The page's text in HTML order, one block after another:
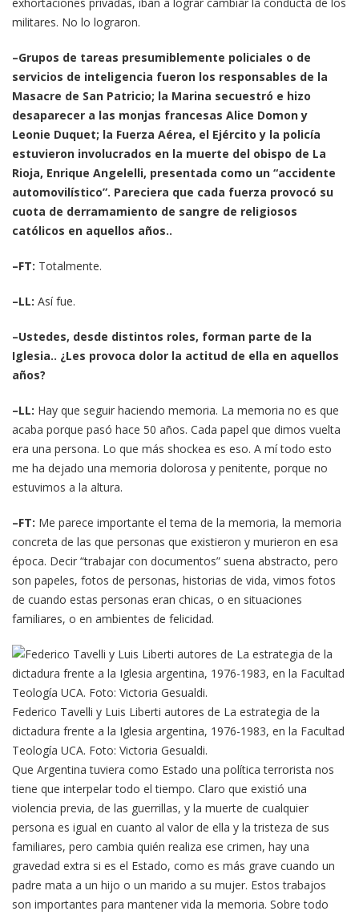
militares. No lo lograron.
–Grupos de tareas presumiblemente policiales o de
servicios de inteligencia fueron los responsables de la
Masacre de San Patricio; la Marina secuestró e hizo
desaparecer a las monjas francesas Alice Domon y
Leonie Duquet; la Fuerza Aérea, el Ejército y la policía
estuvieron involucrados en la muerte del obispo de La
Rioja, Enrique Angelelli, presentada como un “accidente
automovilístico”. Pareciera que cada fuerza provocó su
cuota de derramamiento de sangre de religiosos
católicos en aquellos años..
–FT: Totalmente.
–LL: Así fue.
–Ustedes, desde distintos roles, forman parte de la
Iglesia.. ¿Les provoca dolor la actitud de ella en aquellos
años?
–LL: Hay que seguir haciendo memoria. La memoria no es que
acaba porque pasó hace 50 años. Cada papel que dimos vuelta
era una persona. Lo que más shockea es eso. A mí todo esto
me ha dejado una memoria dolorosa y penitente, porque no
estuvimos a la altura.
–FT: Me parece importante el tema de la memoria, la memoria
concreta de las que personas que existieron y murieron en esa
época. Decir “trabajar con documentos” suena abstracto, pero
son papeles, fotos de personas, historias de vida, vimos fotos
de cuando estas personas eran chicas, o en situaciones
familiares, o en ambientes de felicidad.
Federico Tavelli y Luis Liberti autores de La estrategia de la
dictadura frente a la Iglesia argentina, 1976-1983, en la Facultad
Teología UCA. Foto: Victoria Gesualdi.
Que Argentina tuviera como Estado una política terrorista nos
tiene que interpelar todo el tiempo. Claro que existió una
violencia previa, de las guerrillas, y la muerte de cualquier
persona es igual en cuanto al valor de ella y la tristeza de sus
familiares, pero cambia quién realiza ese crimen, hay una
gravedad extra si es el Estado, como es más grave cuando un
padre mata a un hijo o un marido a su mujer. Estos trabajos
son importantes para mantener vida la memoria. Sobre todo